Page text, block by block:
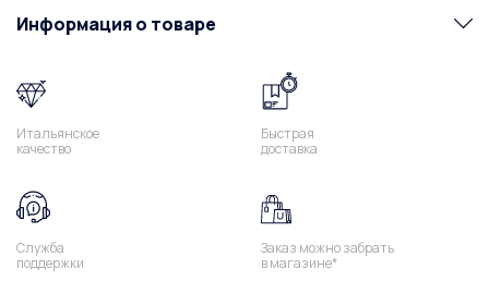
Информация о товаре
Итальянское
качество
Быстрая
доставка
Служба
поддержки
Заказ можно забрать
в магазине*